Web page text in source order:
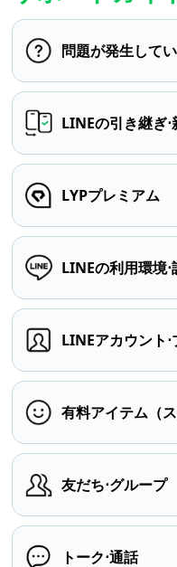
問題が発生して
LINEの引き継ぎ
LYPプレミアム
LINEの利用環境⋅
LINEアカウント
有料アイテム（
友だち⋅グループ
トーク⋅通話